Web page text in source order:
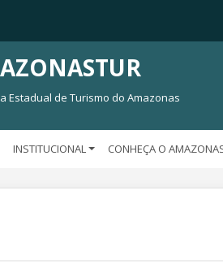
Estadual de Turismo do Amazonas
INSTITUCIONAL CONHEÇA O